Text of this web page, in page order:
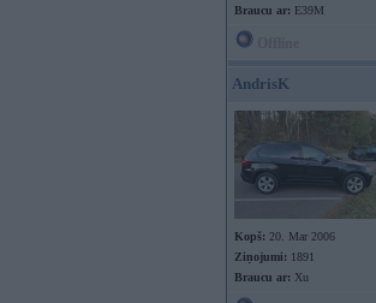
Braucu ar: E39M
AndrisK
Kopš: 20. Mar 2006
Ziņojumi: 1891
Braucu ar: Xu